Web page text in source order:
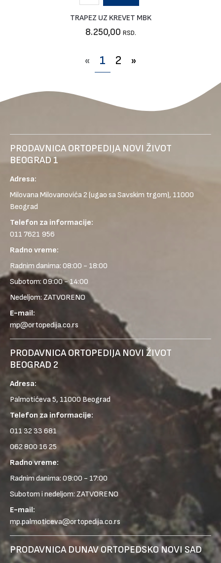
TRAPEZ UZ KREVET MBK
8.250,00 RSD.
« 1 2 »
PRODAVNICA ORTOPEDIJA NOVI ŽIVOT
BEOGRAD 1
Adresa:
Milovana Milovanovića 2 (ugao sa Savskim trgom), 11000
Beograd
Telefon za informacije:
011 7621 956
Radno vreme:
Radnim danima: 08:00 - 18:00
Subotom: 09:00 - 14:00
Nedeljom: ZATVORENO
E-mail:
mp@ortopedija.co.rs
PRODAVNICA ORTOPEDIJA NOVI ŽIVOT
BEOGRAD 2
Adresa:
Palmotićeva 5, 11000 Beograd
Telefon za informacije:
011 32 33 681
062 800 16 25
Radno vreme:
Radnim danima: 09:00 - 17:00
Subotom i nedeljom: ZATVORENO
E-mail:
mp.palmoticeva@ortopedija.co.rs
PRODAVNICA DUNAV ORTOPEDSKO NOVI SAD